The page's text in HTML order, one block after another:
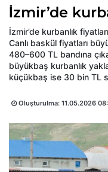
İzmir’de
İzmir’de kurbanlık
Canlı baskül fiyatları
480–600 TL bandına
büyükbaş kurbanlık
küçükbaş ise 30 bin TL
Oluşturulma: 11.05.2026